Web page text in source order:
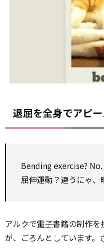
退屈を全身でアピ
Bending exercise?
屈伸運動？違うにゃ、
アルクで電子書籍の制作を
が、ごろんとしています